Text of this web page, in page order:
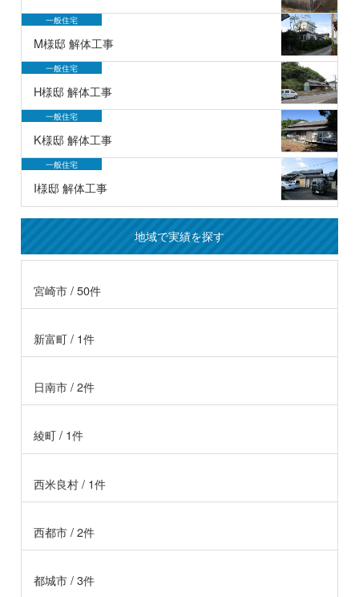
一般住宅
M様邸 解体工事
一般住宅
H様邸 解体工事
一般住宅
K様邸 解体工事
一般住宅
I様邸 解体工事
地域で実績を探す
宮崎市 / 50件
新富町 / 1件
日南市 / 2件
綾町 / 1件
西米良村 / 1件
西都市 / 2件
都城市 / 3件